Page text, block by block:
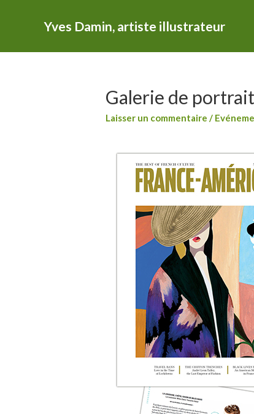
Yves Damin, artiste illustrateur
Galerie de
Laisser un commentaire /